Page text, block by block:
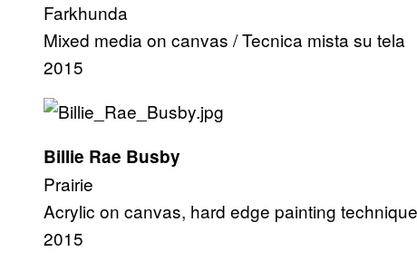
Farkhunda
Mixed media on canvas / Tecnica mista su tela
2015
Billie Rae Busby
Prairie
Acrylic on canvas, hard edge painting
2015